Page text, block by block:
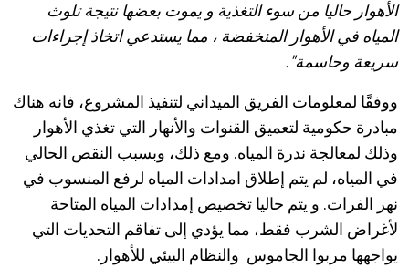
الأهوار حاليا من سوء التغذية و يموت بعضها نتيجة تلوث
المياه في الأهوار المنخفضة ، مما يستدعي اتخاذ إجراءات
سريعة وحاسمة".
ووفقًا لمعلومات الفريق الميداني لتنفيذ المشروع، فانه هناك
مبادرة حكومية لتعميق القنوات والأنهار التي تغذي الأهوار
وذلك لمعالجة ندرة المياه. ومع ذلك، وبسبب النقص الحالي
في المياه، لم يتم إطلاق امدادات المياه لرفع المنسوب في
نهر الفرات. و يتم حاليا تخصيص إمدادات المياه المتاحة
لأغراض الشرب فقط، مما يؤدي إلى تفاقم التحديات التي
يواجهها مربوا الجاموس والنظام البيئي للأهوار.